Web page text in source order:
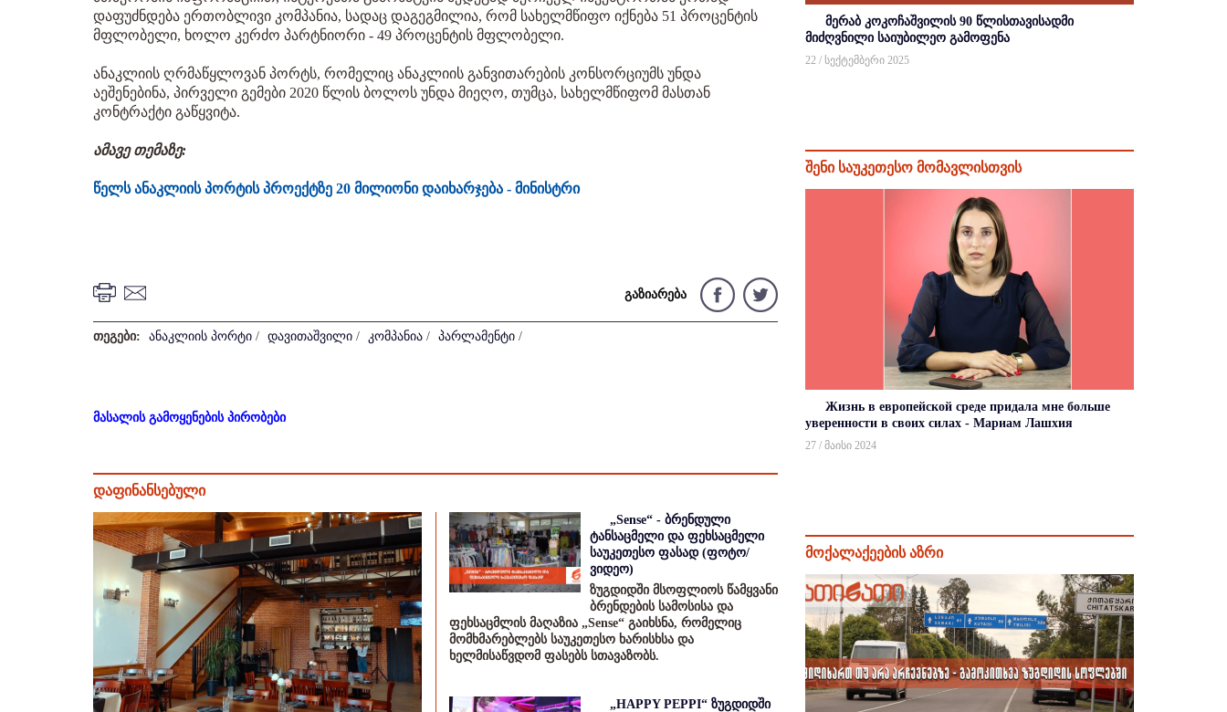
დაფუძნდება ერთობლივი კომპანია, სადაც დაგეგმილია, რომ სახელმწიფო იქნება 51 პროცენტის
მფლობელი, ხოლო კერძო პარტნიორი - 49 პროცენტის მფლობელი.
ანაკლიის ღრმაწყლოვან პორტს, რომელიც ანაკლიის განვითარების კონსორციუმს უნდა
აეშენებინა, პირველი გემები 2020 წლის ბოლოს უნდა მიეღო, თუმცა, სახელმწიფომ მასთან
კონტრაქტი გაწყვიტა.
ამავე თემაზე:
წელს ანაკლიის პორტის პროექტზე 20 მილიონი დაიხარჯება - მინისტრი
გაზიარება
თეგები: ანაკლიის პორტი / დავითაშვილი / კომპანია / პარლამენტი /
მასალის გამოყენების პირობები
დაფინანსებული
„Sense“ - ბრენდული
ტანსაცმელი და ფეხსაცმელი
საუკეთესო ფასად (ფოტო/
ვიდეო)
ზუგდიდში მსოფლიოს წამყვანი
ბრენდების სამოსისა და
ფეხსაცმლის მაღაზია „Sense“ გაიხსნა, რომელიც
მომხმარებლებს საუკეთესო ხარისხსა და
ხელმისაწვდომ ფასებს სთავაზობს.
„HAPPY PEPPI“ ზუგდიდში
მერაბ კოკოჩაშვილის 90 წლისთავისადმი
მიძღვნილი საიუბილეო გამოფენა
22 / სექტემბერი 2025
შენი საუკეთესო მომავლისთვის
Жизнь в европейской среде придала мне больше
уверенности в своих силах - Мариам Лашхия
27 / მაისი 2024
მოქალაქეების აზრი